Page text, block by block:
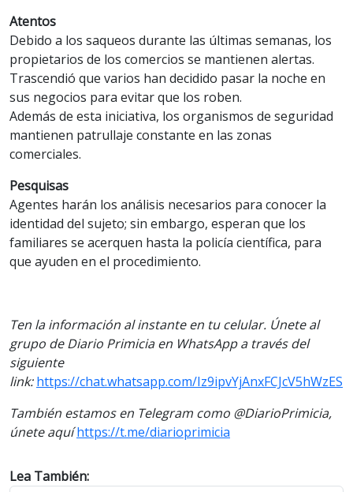
Atentos
Debido a los saqueos durante las últimas semanas, los
propietarios de los comercios se mantienen alertas.
Trascendió que varios han decidido pasar la noche en
sus negocios para evitar que los roben.
Además de esta iniciativa, los organismos de seguridad
mantienen patrullaje constante en las zonas
comerciales.
Pesquisas
Agentes harán los análisis necesarios para conocer la
identidad del sujeto; sin embargo, esperan que los
familiares se acerquen hasta la policía científica, para
que ayuden en el procedimiento.
Ten la información al instante en tu celular. Únete al
grupo de Diario Primicia en WhatsApp a través del
siguiente
link:https://chat.whatsapp.com/Iz9ipvYjAnxFCJcV5hWzES
También estamos en Telegram como @DiarioPrimicia,
únete aquí https://t.me/diarioprimicia
Lea También: